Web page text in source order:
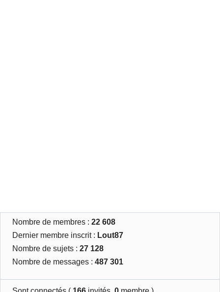
Nombre de membres :22 608
Dernier membre inscrit : Lout87
Nombre de sujets :27 128
Nombre de messages :487 301